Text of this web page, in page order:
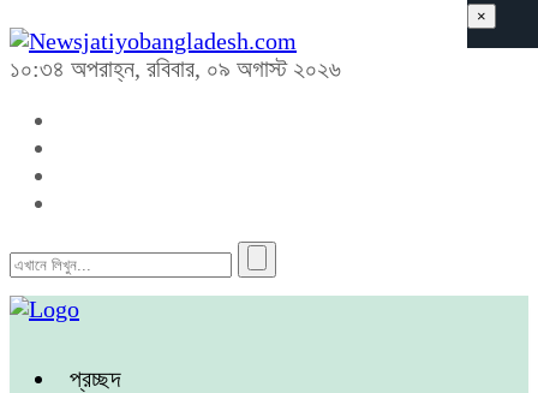
১০:৩৪ অপরাহ্ন, রবিবার, ০৯ অগাস্ট ২০২৬
প্রচ্ছদ
×